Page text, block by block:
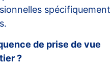
spécifiquement
de prise de vue
?